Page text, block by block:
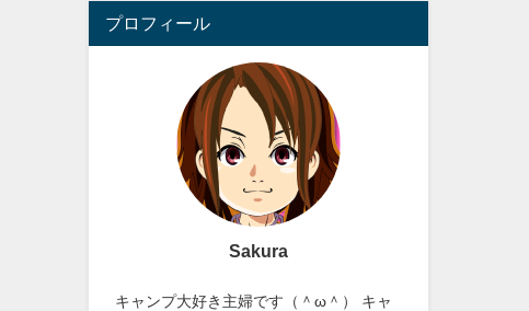
プロフィール
Sakura
キャンプ大好き主婦です（＾ω＾） キャ